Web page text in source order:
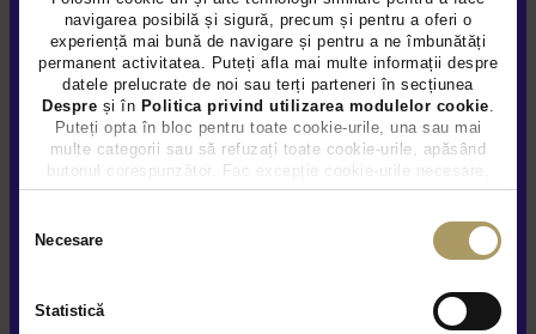
navigarea posibilă și sigură, precum și pentru a oferi o
experiență mai bună de navigare și pentru a ne îmbunătăți
permanent activitatea. Puteți afla mai multe informații despre
datele prelucrate de noi sau terți parteneri în secțiunea
Despre și în Politica privind utilizarea modulelor cookie
Puteți opta în bloc pentru toate cookie-urile, una sau mai
multe categorii sau să refuzați toate cookie-urile, apăsând
butonul corespunzător. Fac excepție cookie-urile necesare,
care sunt activate automat, conform legislației în vigoare.
Necesare
Statistică
Adresă
Sos. Mangaliei nr. 211
Program• Deschis
Luni - Vineri / 09:00 - 19:00
Sambata / 09:00 - 14:00
Duminica / Inchis
autorulate.constanta@tiriacauto.ro